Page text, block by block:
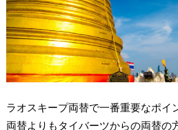
ラオスキープ両替で一番重要なポイ
両替よりもタイバーツからの両替の